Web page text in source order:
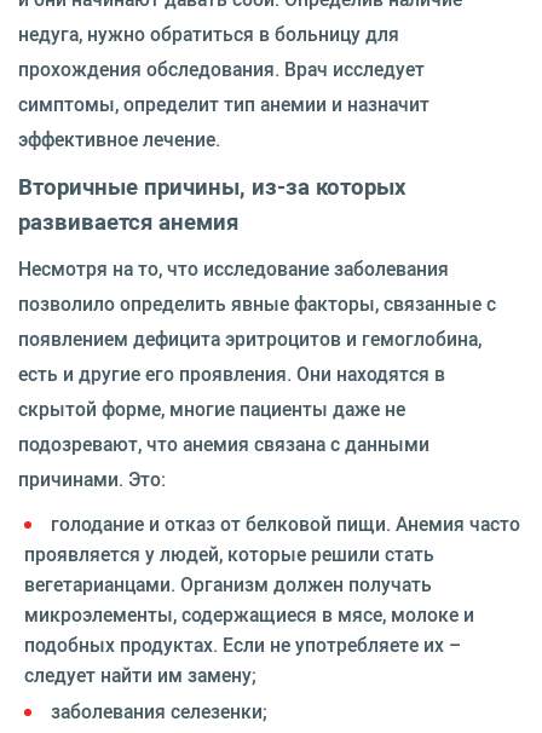
недуга, нужно обратиться в больницу для
прохождения обследования. Врач исследует
симптомы, определит тип анемии и назначит
эффективное лечение.
Вторичные причины, из-за которых
развивается анемия
Несмотря на то, что исследование заболевания
позволило определить явные факторы, связанные с
появлением дефицита эритроцитов и гемоглобина,
есть и другие его проявления. Они находятся в
скрытой форме, многие пациенты даже не
подозревают, что анемия связана с данными
причинами. Это:
голодание и отказ от белковой пищи. Анемия часто
проявляется у людей, которые решили стать
вегетарианцами. Организм должен получать
микроэлементы, содержащиеся в мясе, молоке и
подобных продуктах. Если не употребляете их –
следует найти им замену;
заболевания селезенки;